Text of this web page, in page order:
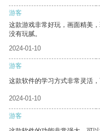
游客
这款游戏非常好玩，画面精美
没有玩腻。
2024-01-10
游客
这款软件的学习方式非常灵活
2024-01-10
游客